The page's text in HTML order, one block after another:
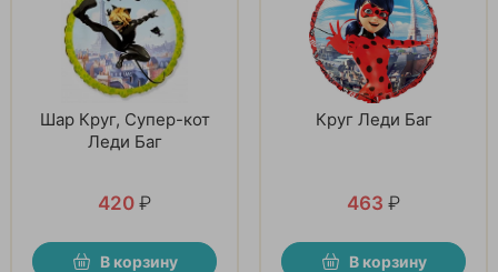
Шар Круг, Супер-кот
Леди Баг
420 ₽
В корзину
Круг Леди Баг
463 ₽
В корзину